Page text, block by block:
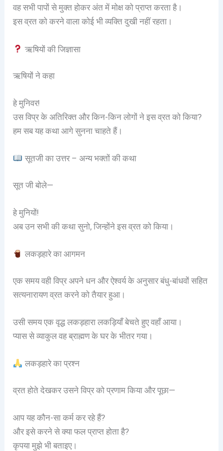
वह सभी पापों से मुक्त होकर अंत में मोक्ष को प्राप्त करता है।
इस व्रत को करने वाला कोई भी व्यक्ति दुखी नहीं रहता।
ऋषियों की जिज्ञासा
ऋषियों ने कहा
हे मुनिवर!
उस विप्र के अतिरिक्त और किन-किन लोगों ने इस व्रत को किया?
हम सब यह कथा आगे सुनना चाहते हैं।
सूतजी का उत्तर – अन्य भक्तों की कथा
सूत जी बोले—
हे मुनियों!
अब उन सभी की कथा सुनो, जिन्होंने इस व्रत को किया।
लकड़हारे का आगमन
एक समय वही विप्र अपने धन और ऐश्वर्य के अनुसार बंधु-बांधवों सहित
सत्यनारायण व्रत करने को तैयार हुआ।
उसी समय एक वृद्ध लकड़हारा लकड़ियाँ बेचते हुए वहाँ आया।
प्यास से व्याकुल वह ब्राह्मण के घर के भीतर गया।
लकड़हारे का प्रश्न
व्रत होते देखकर उसने विप्र को प्रणाम किया और पूछा—
आप यह कौन-सा कर्म कर रहे हैं?
और इसे करने से क्या फल प्राप्त होता है?
कृपया मुझे भी बताइए।